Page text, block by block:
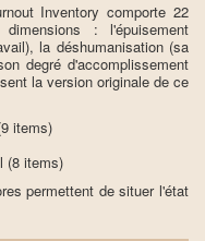
Inventory comporte 22
: l'épuisement
la déshumanisation (sa
degré d'accomplissement
la version originale de ce
items)
(8 items)
permettent de situer l'état